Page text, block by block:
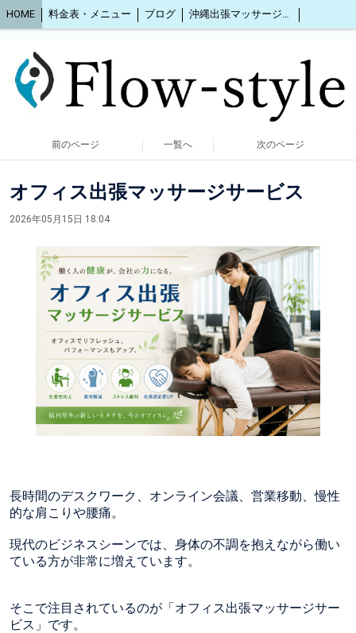
HOME 料金表・メニュー ブログ 沖縄出張マッサージ2人同時OK
前のページ 一覧へ 次のページ
オフィス出張マッサージサービス
2026年05月15日 18:04
長時間のデスクワーク、オンライン会議、営業移動、慢性
的な肩こりや腰痛。
現代のビジネスシーンでは、身体の不調を抱えながら働い
ている方が非常に増えています。
そこで注目されているのが「オフィス出張マッサージサー
ビス」です。